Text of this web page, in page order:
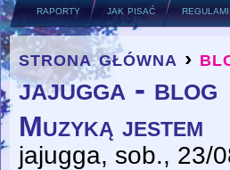
raporty jak pisać
you are here
strona główna ›
jajugga - blog
Muzyką jestem
jajugga, sob., 23/